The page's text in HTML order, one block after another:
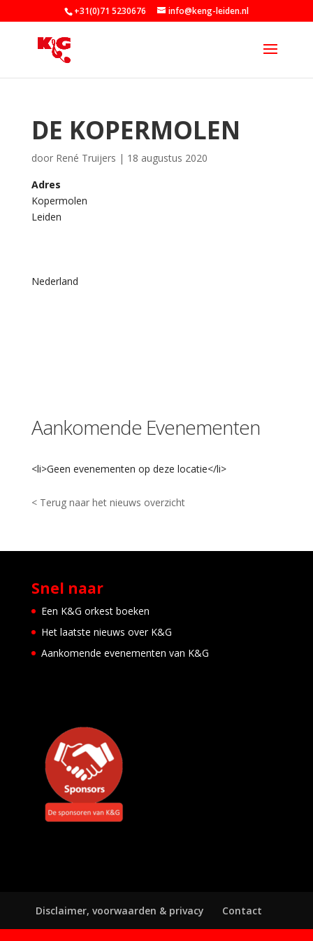
+31(0)71 5230676 info@keng-leiden.nl
DE KOPERMOLEN
door René Truijers | 18 augustus 2020
Adres
Kopermolen
Leiden
Nederland
Aankomende Evenementen
<li>Geen evenementen op deze locatie</li>
< Terug naar het nieuws overzicht
Snel naar
Een K&G orkest boeken
Het laatste nieuws over K&G
Aankomende evenementen van K&G
Disclaimer, voorwaarden & privacy Contact